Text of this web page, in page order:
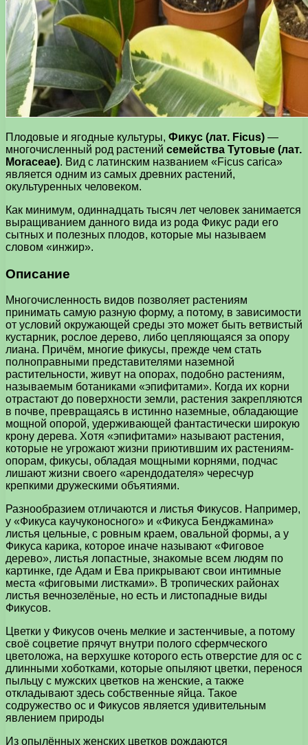
Плодовые и ягодные культуры, Фикус (лат. Ficus) —
многочисленный род растений семейства Тутовые (лат.
Moraceae). Вид с латинским названием «Ficus carica»
является одним из самых древних растений,
окультуренных человеком.
Как минимум, одиннадцать тысяч лет человек занимается
выращиванием данного вида из рода Фикус ради его
сытных и полезных плодов, которые мы называем
словом «инжир».
Описание
Многочисленность видов позволяет растениям
принимать самую разную форму, а потому, в зависимости
от условий окружающей среды это может быть ветвистый
кустарник, рослое дерево, либо цепляющаяся за опору
лиана. Причём, многие фикусы, прежде чем стать
полноправными представителями наземной
растительности, живут на опорах, подобно растениям,
называемым ботаниками «эпифитами». Когда их корни
отрастают до поверхности земли, растения закрепляются
в почве, превращаясь в истинно наземные, обладающие
мощной опорой, удерживающей фантастически широкую
крону дерева. Хотя «эпифитами» называют растения,
которые не угрожают жизни приютившим их растениям-
опорам, фикусы, обладая мощными корнями, подчас
лишают жизни своего «арендодателя» чересчур
крепкими дружескими объятиями.
Разнообразием отличаются и листья Фикусов. Например,
у «Фикуса каучуконосного» и «Фикуса Бенджамина»
листья цельные, с ровным краем, овальной формы, а у
Фикуса карика, которое иначе называют «Фиговое
дерево», листья лопастные, знакомые всем людям по
картинке, где Адам и Ева прикрывают свои интимные
места «фиговыми листками». В тропических районах
листья вечнозелёные, но есть и листопадные виды
Фикусов.
Цветки у Фикусов очень мелкие и застенчивые, а потому
своё соцветие прячут внутри полого сфермческого
цветоложа, на верхушке которого есть отверстие для ос с
длинными хоботками, которые опыляют цветки, перенося
пыльцу с мужских цветков на женские, а также
откладывают здесь собственные яйца. Такое
содружество ос и Фикусов является удивительным
явлением природы
Из опылённых женских цветков рождаются